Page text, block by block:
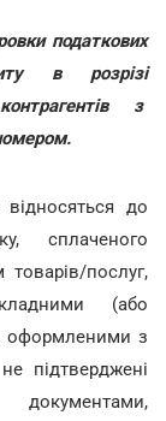
податкових
в розрізі
з
до
сплаченого
послуг,
(або
оформленими з
підтверджені